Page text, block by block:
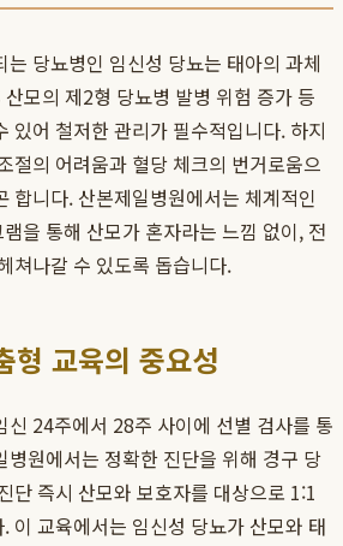
는 당뇨병인 임신성 당뇨는 태아의 과체
모의 제2형 당뇨병 발병 위험 증가 등
있어 철저한 관리가 필수적입니다. 하지
절의 어려움과 혈당 체크의 번거로움으
합니다. 산본제일병원에서는 체계적인
을 통해 산모가 혼자라는 느낌 없이, 전
쳐나갈 수 있도록 돕습니다.
형 교육의 중요성
신 24주에서 28주 사이에 선별 검사를 통
병원에서는 정확한 진단을 위해 경구 당
단 즉시 산모와 보호자를 대상으로 1:1
이 교육에서는 임신성 당뇨가 산모와 태